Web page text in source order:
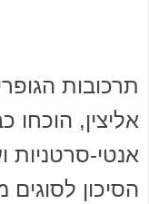
תרכובות
אליצין, הוכחו
אנטי-סרטניות
הסיכון לסוגים